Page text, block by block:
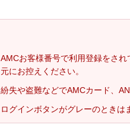
AMCお客様番号で利用登録をさ
元にお控えください。
紛失や盗難などでAMCカード、
ログインボタンがグレーのときは